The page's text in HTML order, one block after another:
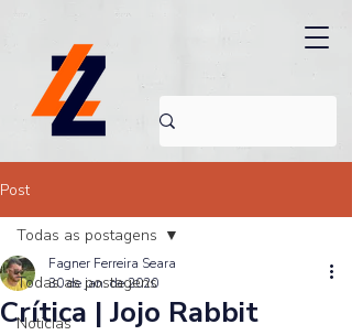
Post
Todas as postagens
Noticias
Todas as postagens
Crítica | Jojo Rabbit
Fagner Ferreira Seara
30 de jan. de 2020